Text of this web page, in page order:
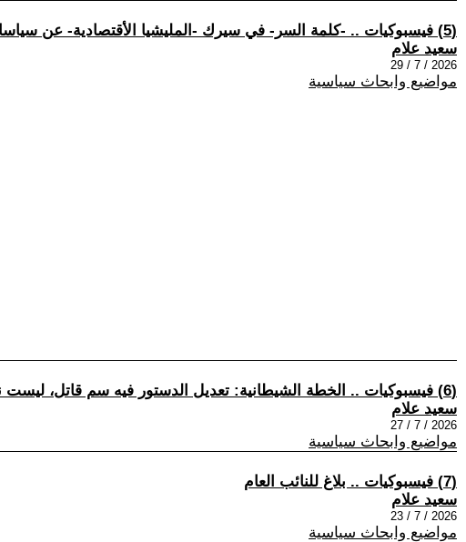
(5) فيسبوكيات .. -كلمة السر- في سيرك -المليشيا الأقتصادية- عن سياسات مبارك الأقتصادية! .. أنتظروا قريباً أرتفاع غير مسبوق في التضخم وأرتفاع أسعار السلع والخدمات!
سعيد علام
2026 / 7 / 29
مواضيع وابحاث سياسية
(6) فيسبوكيات .. الخطة الشيطانية: تعديل الدستور فيه سم قاتل، ليست نداء للسيسي بل للنخبة! اذا ما كره الشعب حاكم، سهل أسقاطه.
سعيد علام
2026 / 7 / 27
مواضيع وابحاث سياسية
(7) فيسبوكيات .. بلاغ للنائب العام
سعيد علام
2026 / 7 / 23
مواضيع وابحاث سياسية